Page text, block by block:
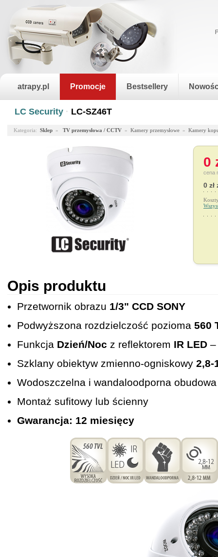
atrapy.pl Promocje Bestsellery
LC Security · LC-SZ46T
Kategoria: Sklep » TV przemysłowa / CCTV » Kamery przemysłowe » Kamery
0
cena
0 zł
Opis produktu
Przetwornik obrazu 1/3" CCD SONY
Podwyższona rozdzielczość pozioma 560
Funkcja Dzień/Noc z reflektorem IR LED
Szklany obiektyw zmienno-ogniskowy 2,8-
Wodoszczelna i wandaloodporna obudowa
Montaż sufitowy lub ścienny
Gwarancja: 12 miesięcy